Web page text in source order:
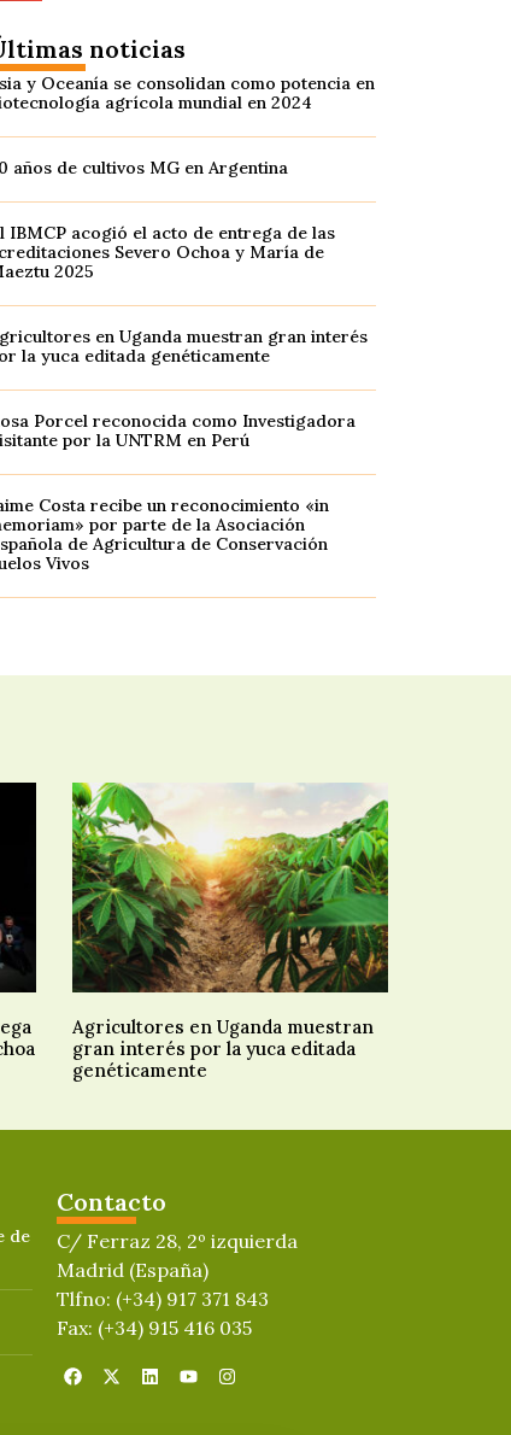
noticias
y Oceanía se consolidan como potencia en
agrícola mundial en 2024
años de cultivos MG en Argentina
IBMCP acogió el acto de entrega de las
Severo Ochoa y María de
2025
en Uganda muestran gran interés
la yuca editada genéticamente
Porcel reconocida como Investigadora
por la UNTRM en Perú
Costa recibe un reconocimiento «in
por parte de la Asociación
de Agricultura de Conservación
Vivos
Agricultores en Uganda muestran
gran interés por la yuca editada
genéticamente
de
Contacto
C/ Ferraz 28, 2º izquierda
Madrid (España)
Tlfno: (+34) 917 371 843
Fax: (+34) 915 416 035